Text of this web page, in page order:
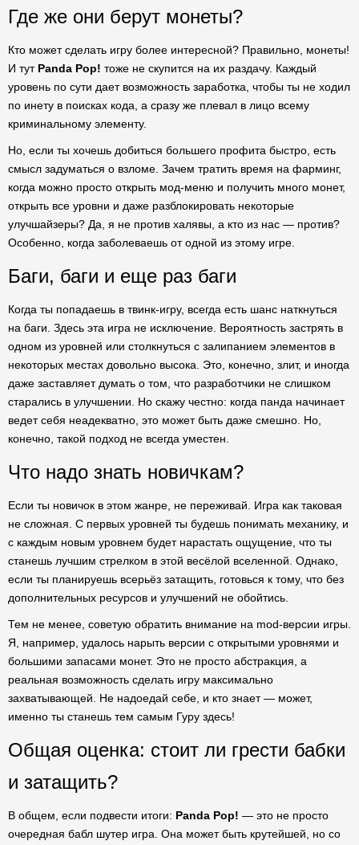
Где же они берут монеты?
Кто может сделать игру более интересной? Правильно, монеты!
И тут Panda Pop! тоже не скупится на их раздачу. Каждый
уровень по сути дает возможность заработка, чтобы ты не ходил
по инету в поисках кода, а сразу же плевал в лицо всему
криминальному элементу.
Но, если ты хочешь добиться большего профита быстро, есть
смысл задуматься о взломе. Зачем тратить время на фарминг,
когда можно просто открыть мод-меню и получить много монет,
открыть все уровни и даже разблокировать некоторые
улучшайзеры? Да, я не против халявы, а кто из нас — против?
Особенно, когда заболеваешь от одной из этому игре.
Баги, баги и еще раз баги
Когда ты попадаешь в твинк-игру, всегда есть шанс наткнуться
на баги. Здесь эта игра не исключение. Вероятность застрять в
одном из уровней или столкнуться с залипанием элементов в
некоторых местах довольно высока. Это, конечно, злит, и иногда
даже заставляет думать о том, что разработчики не слишком
старались в улучшении. Но скажу честно: когда панда начинает
ведет себя неадекватно, это может быть даже смешно. Но,
конечно, такой подход не всегда уместен.
Что надо знать новичкам?
Если ты новичок в этом жанре, не переживай. Игра как таковая
не сложная. С первых уровней ты будешь понимать механику, и
с каждым новым уровнем будет нарастать ощущение, что ты
станешь лучшим стрелком в этой весёлой вселенной. Однако,
если ты планируешь всерьёз затащить, готовься к тому, что без
дополнительных ресурсов и улучшений не обойтись.
Тем не менее, советую обратить внимание на mod-версии игры.
Я, например, удалось нарыть версии с открытыми уровнями и
большими запасами монет. Это не просто абстракция, а
реальная возможность сделать игру максимально
захватывающей. Не надоедай себе, и кто знает — может,
именно ты станешь тем самым Гуру здесь!
Общая оценка: стоит ли грести бабки
и затащить?
В общем, если подвести итоги: Panda Pop! — это не просто
очередная бабл шутер игра. Она может быть крутейшей, но со